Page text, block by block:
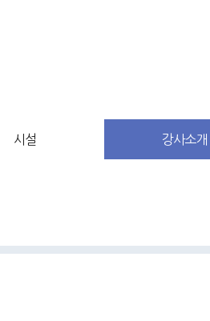
시설 강사소개